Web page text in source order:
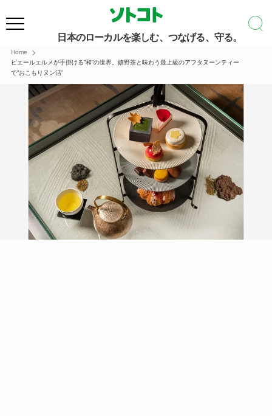
日本のローカルを楽しむ、つなげる、守る。
Home
ピエールエルメが手掛ける”和”の世界。嬉野茶と味わう最上級のアフタヌーンティー
で”おこもりヌン活”